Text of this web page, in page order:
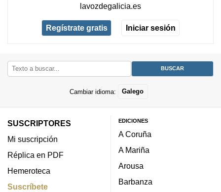
lavozdegalicia.es
Regístrate gratis Iniciar sesión
Cambiar idioma: Galego
SUSCRIPTORES
Mi suscripción
Réplica en PDF
Hemeroteca
Suscríbete
EDICIONES
A Coruña
A Mariña
Arousa
Barbanza